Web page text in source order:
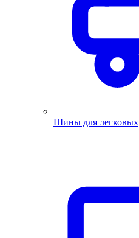
Шины для легковых